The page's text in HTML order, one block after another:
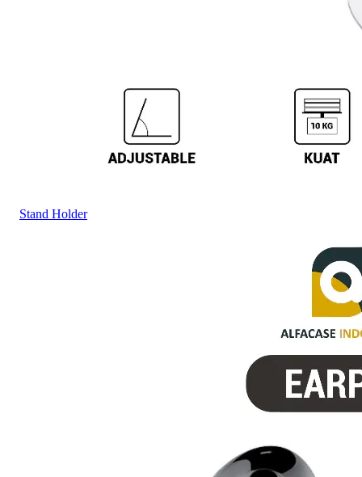
Stand Holder